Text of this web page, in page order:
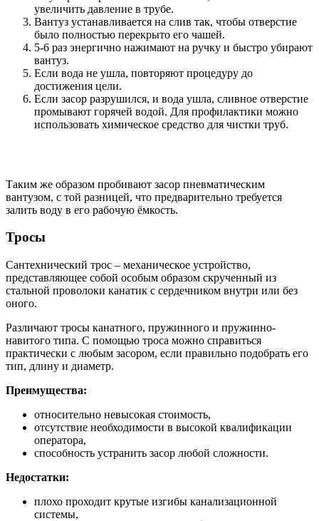
увеличить давление в трубе.
Вантуз устанавливается на слив так, чтобы отверстие
было полностью перекрыто его чашей.
5-6 раз энергично нажимают на ручку и быстро убирают
вантуз.
Если вода не ушла, повторяют процедуру до
достижения цели.
Если засор разрушился, и вода ушла, сливное отверстие
промывают горячей водой. Для профилактики можно
использовать химическое средство для чистки труб.
Таким же образом пробивают засор пневматическим
вантузом, с той разницей, что предварительно требуется
залить воду в его рабочую ёмкость.
Тросы
Сантехнический трос – механическое устройство,
представляющее собой особым образом скрученный из
стальной проволоки канатик с сердечником внутри или без
оного.
Различают тросы канатного, пружинного и пружинно-
навитого типа. С помощью троса можно справиться
практически с любым засором, если правильно подобрать его
тип, длину и диаметр.
Преимущества:
относительно невысокая стоимость,
отсутствие необходимости в высокой квалификации
оператора,
способность устранить засор любой сложности.
Недостатки:
плохо проходит крутые изгибы канализационной
системы,